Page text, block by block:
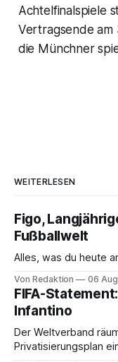
Achtelfinalspiele
Vertragsende am
die Münchner
WEITERLESEN
Figo,
Fußballwelt
Alles, was du heute
Von Redaktion 06
FIFA-
Infantino
Der Weltverband
Privatisierungsplan